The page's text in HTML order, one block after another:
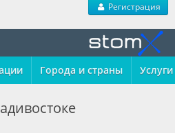
Регистрация
Города и страны Услуги